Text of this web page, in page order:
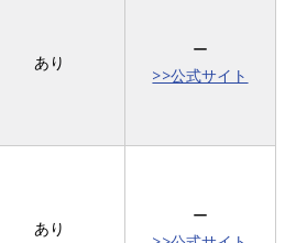
あり
ー
>>公式サイト
あり
ー